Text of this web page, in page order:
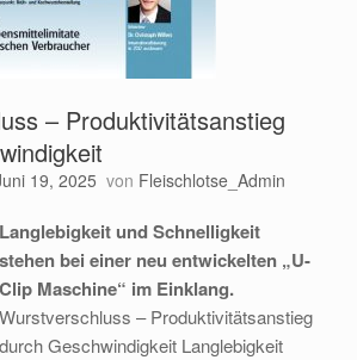
– Produktivitätsanstieg
19, 2025 von Fleischlotse_Admin
Langlebigkeit und Schnelligkeit
stehen bei einer neu entwickelten „U-
Clip Maschine“ im Einklang.
Wurstverschluss – Produktivitätsanstieg
durch Geschwindigkeit Langlebigkeit